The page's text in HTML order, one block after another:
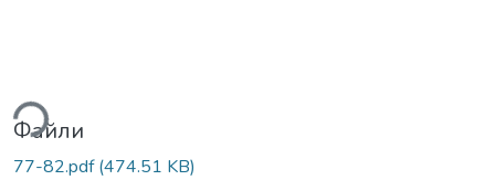
Файли
77-82.pdf(474.51 KB)